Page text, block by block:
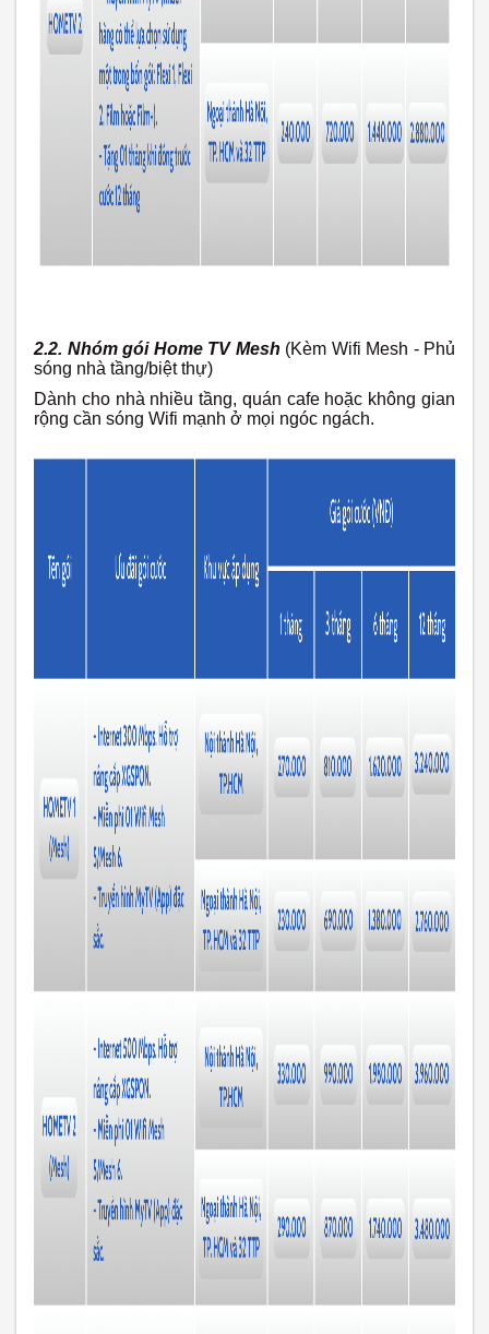
2.2. Nhóm gói Home TV Mesh (Kèm Wifi Mesh - Phủ
sóng nhà tầng/biệt thự)
Dành cho nhà nhiều tầng, quán cafe hoặc không gian
rộng cần sóng Wifi mạnh ở mọi ngóc ngách.